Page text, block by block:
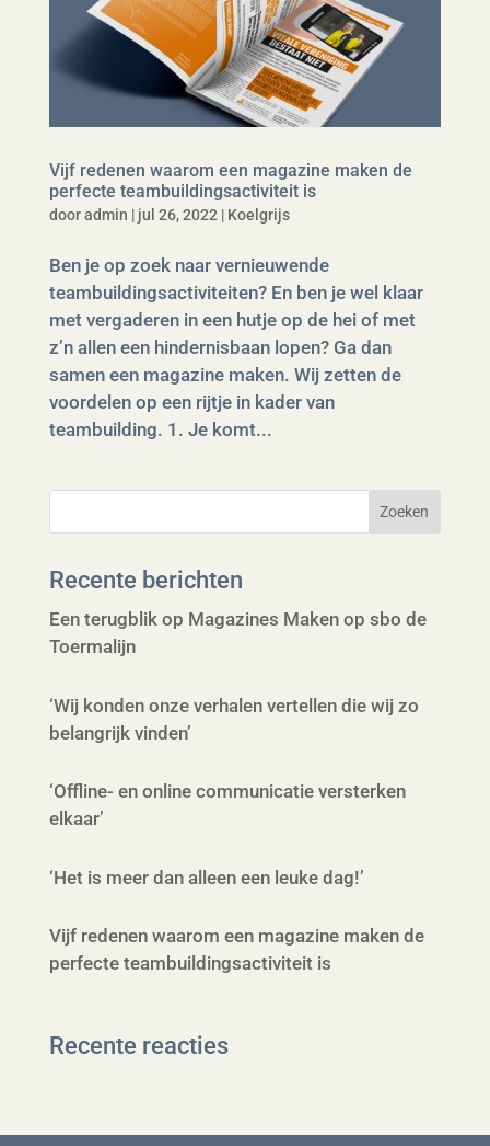
Vijf redenen waarom een magazine maken de
perfecte teambuildingsactiviteit is
dooradmin | jul 26, 2022 | Koelgrijs
Ben je op zoek naar vernieuwende
teambuildingsactiviteiten? En ben je wel klaar
met vergaderen in een hutje op de hei of met
z’n allen een hindernisbaan lopen? Ga dan
samen een magazine maken. Wij zetten de
voordelen op een rijtje in kader van
teambuilding. 1. Je komt...
Recente berichten
Een terugblik op Magazines Maken op sbo de
Toermalijn
‘Wij konden onze verhalen vertellen die wij zo
belangrijk vinden’
‘Offline- en online communicatie versterken
elkaar’
‘Het is meer dan alleen een leuke dag!’
Vijf redenen waarom een magazine maken de
perfecte teambuildingsactiviteit is
Recente reacties